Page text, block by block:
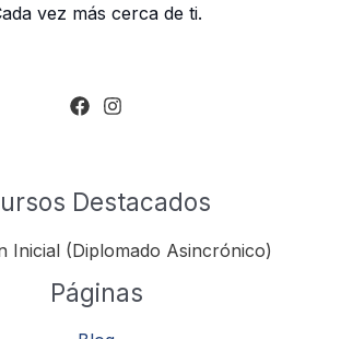
vez más cerca de ti.
Destacados
Inicial (Diplomado Asincrónico)
Páginas